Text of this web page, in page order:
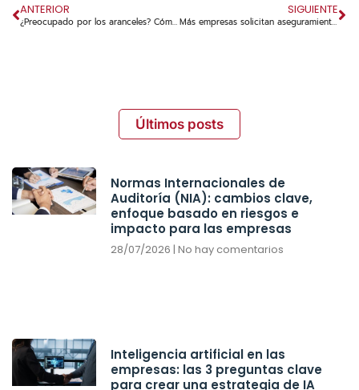
ANTERIOR
¿Preocupado por los aranceles? Cómo modelizar financieramente su impacto
SIGUIENTE
Más empresas solicitan aseguramiento de la información sobre sostenibilidad, según un estudio.
Últimos posts
Normas Internacionales de
Auditoría (NIA): cambios clave,
enfoque basado en riesgos e
impacto para las empresas
28/07/2026 No hay comentarios
Inteligencia artificial en las
empresas: las 3 preguntas clave
para crear una estrategia de IA